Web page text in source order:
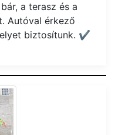
a terasz és a
Autóval érkező
biztosítunk. ✔️